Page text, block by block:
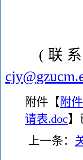
( 联
cjy@
附件【 附
请表.doc】
上一条：